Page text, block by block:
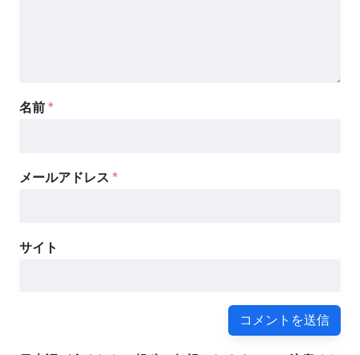
名前 *
メールアドレス *
サイト